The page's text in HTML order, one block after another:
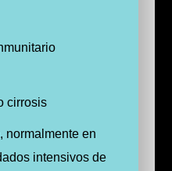
cirrosis
normalmente en
intensivos de